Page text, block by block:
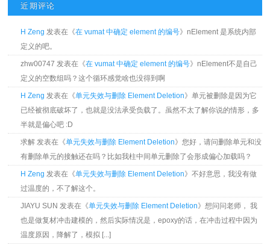
近期评论
H Zeng 发表在《在 vumat 中确定 element 的编号》nElement 是系统内部
定义的吧。
zhw00747 发表在《在 vumat 中确定 element 的编号》nElement不是自己
定义的空数组吗？这个循环感觉啥也没得到啊
H Zeng 发表在《单元失效与删除 Element Deletion》单元被删除是因为它
已经被彻底破坏了，也就是没法承受负载了。虽然不太了解你说的情形，多
半就是偏心吧 :D
求解 发表在《单元失效与删除 Element Deletion》您好，请问删除单元和没
有删除单元的接触还在吗？比如我柱中间单元删除了会形成偏心加载吗？
H Zeng 发表在《单元失效与删除 Element Deletion》不好意思，我没有做
过温度的，不了解这个。
JIAYU SUN 发表在《单元失效与删除 Element Deletion》想问问老师， 我
也是做复材冲击建模的，然后实际情况是，epoxy的话，在冲击过程中因为
温度原因，降解了，模拟 [...]